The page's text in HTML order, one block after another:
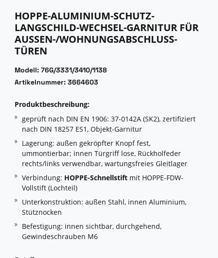
HOPPE-ALUMINIUM-SCHUTZ-
LANGSCHILD-WECHSEL-GARNITUR FÜR
AUSSEN-/WOHNUNGSABSCHLUSS-T
ÜREN
Modell: 76G/3331/3410/1138
Artikelnummer: 3664603
Produktbeschreibung:
geprüft nach DIN EN 1906: 37-0142A (SK2), zertifiziert
nach DIN 18257 ES1, Objekt-Garnitur
Lagerung: außen gekröpfter Knopf fest,
ummontierbar; innen Türgriff lose, Rückholfeder
rechts/links verwendbar, wartungsfreies Gleitlager
Verbindung: HOPPE-Schnellstift mit HOPPE-FDW-
Vollstift (Lochteil)
Unterkonstruktion: außen Stahl, innen Aluminium,
Stütznocken
Befestigung: innen sichtbar, durchgehend,
Gewindeschrauben M6